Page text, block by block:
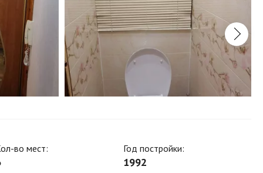
во мест: Год постройки:
1992